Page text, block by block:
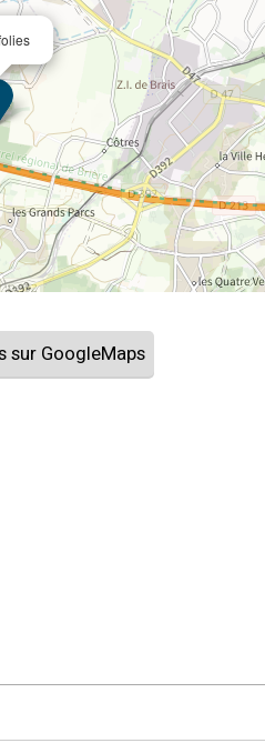
sur GoogleMaps